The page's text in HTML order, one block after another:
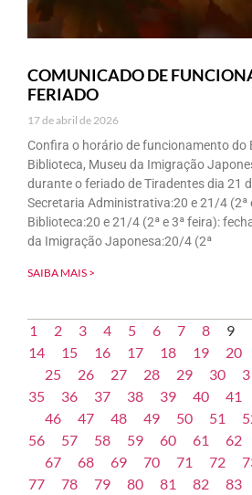
COMUNICADO DE
FERIADO
17 de abril de 2026
Confira o horário de funcionamento do
Biblioteca, Museu da Imigração
durante o feriado de Tiradentes dia 21
Secretaria Administrativa:20 e 21/4 (2ª
Biblioteca:20 e 21/4 (2ª e 3ª feira):
da Imigração Japonesa:20/4 (2ª
SAIBA MAIS >
1 2 3 4 5 6 7 8 9
14
15 16 17 18 19 20
25
26 27 28 29 30
35
36 37 38 39 40 41
46
47 48 49 50 51
56
57 58 59 60 61 62
67
68 69 70 71 72
77
78 79 80 81 82 83